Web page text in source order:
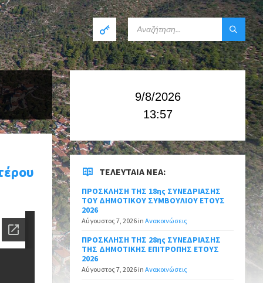
9/8/2026
13:57
ΤΕΛΕΥΤΑΊΑ ΝΈΑ:
ΠΡΟΣΚΛΗΣΗ ΤΗΣ 18ης ΣΥΝΕΔΡΙΑΣΗΣ
ΤΟΥ ΔΗΜΟΤΙΚΟΥ ΣΥΜΒΟΥΛΙΟΥ ΕΤΟΥΣ
2026
Αύγουστος 7, 2026 inΑνακοινώσεις
ΠΡΟΣΚΛΗΣΗ ΤΗΣ 28ης ΣΥΝΕΔΡΙΑΣΗΣ
ΤΗΣ ΔΗΜΟΤΙΚΗΣ ΕΠΙΤΡΟΠΗΣ ΕΤΟΥΣ
2026
Αύγουστος 7, 2026 inΑνακοινώσεις